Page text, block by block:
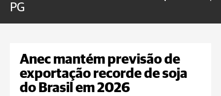
PG
Anec mantém previsão de
exportação recorde de soja
do Brasil em 2026